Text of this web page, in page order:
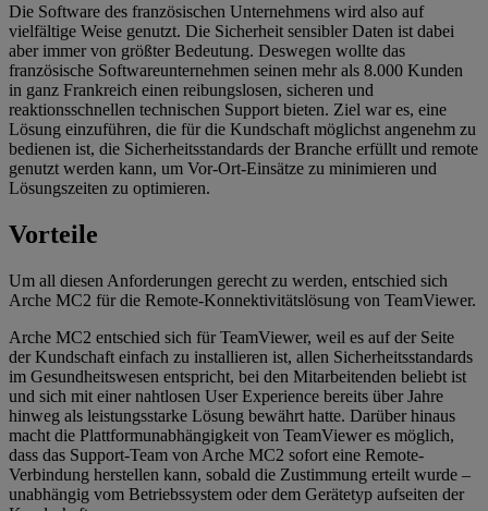
Die Software des französischen Unternehmens wird also auf
vielfältige Weise genutzt. Die Sicherheit sensibler Daten ist dabei
aber immer von größter Bedeutung. Deswegen wollte das
französische Softwareunternehmen seinen mehr als 8.000 Kunden
in ganz Frankreich einen reibungslosen, sicheren und
reaktionsschnellen technischen Support bieten. Ziel war es, eine
Lösung einzuführen, die für die Kundschaft möglichst angenehm zu
bedienen ist, die Sicherheitsstandards der Branche erfüllt und remote
genutzt werden kann, um Vor-Ort-Einsätze zu minimieren und
Lösungszeiten zu optimieren.
Vorteile
Um all diesen Anforderungen gerecht zu werden, entschied sich
Arche MC2 für die Remote-Konnektivitätslösung von TeamViewer.
Arche MC2 entschied sich für TeamViewer, weil es auf der Seite
der Kundschaft einfach zu installieren ist, allen Sicherheitsstandards
im Gesundheitswesen entspricht, bei den Mitarbeitenden beliebt ist
und sich mit einer nahtlosen User Experience bereits über Jahre
hinweg als leistungsstarke Lösung bewährt hatte. Darüber hinaus
macht die Plattformunabhängigkeit von TeamViewer es möglich,
dass das Support-Team von Arche MC2 sofort eine Remote-
Verbindung herstellen kann, sobald die Zustimmung erteilt wurde –
unabhängig vom Betriebssystem oder dem Gerätetyp aufseiten der